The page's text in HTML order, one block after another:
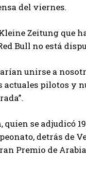
del viernes.
Zeitung que
Bull no está
unirse a
actuales pilotos y
se adjudicó
detrás de
Premio de